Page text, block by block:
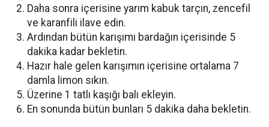
Daha sonra içerisine yarım kabuk tarçın, zencefil
ve karanfili ilave edin.
Ardından bütün karışımı bardağın içerisinde 5
dakika kadar bekletin.
Hazır hale gelen karışımın içerisine ortalama 7
damla limon sıkın.
Üzerine 1 tatlı kaşığı balı ekleyin.
En sonunda bütün bunları 5 dakika daha bekletin.